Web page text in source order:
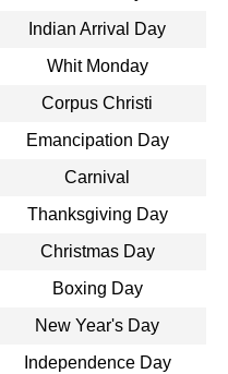
Indian Arrival Day
Whit Monday
Corpus Christi
Emancipation Day
Carnival
Thanksgiving Day
Christmas Day
Boxing Day
New Year's Day
Independence Day